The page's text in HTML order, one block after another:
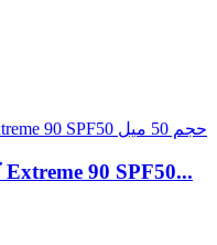
کرم ضد آفتاب رنگی اوریاژ مدل Extreme 90 SPF50...